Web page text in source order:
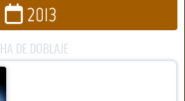
2013
DE DOBLAJE